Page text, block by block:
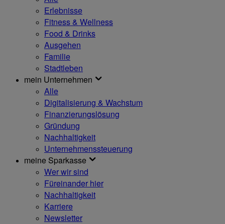
Erlebnisse
Fitness & Wellness
Food & Drinks
Ausgehen
Familie
Stadtleben
mein Unternehmen
Alle
Digitalisierung & Wachstum
Finanzierungslösung
Gründung
Nachhaltigkeit
Unternehmenssteuerung
meine Sparkasse
Wer wir sind
Füreinander hier
Nachhaltigkeit
Karriere
Newsletter